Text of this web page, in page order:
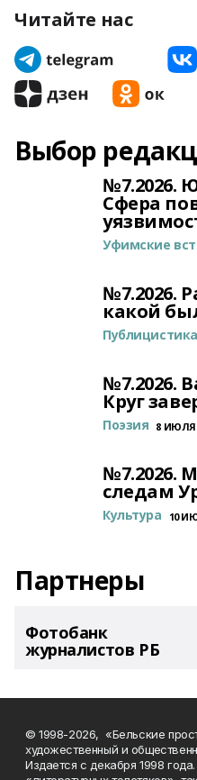
Читайте нас
Выбор
№7.2026.
Сфера
Уфимские
№7.2026.
какой
Публицистика
№7.2026.
Круг
Поэзия 8 ИЮЛЯ
№7.2026.
следам
Культура 10
Партнеры
Фотобанк
журналистов РБ
© 1998-2026, «Бельские
художественный и
Издается с декабря 1998